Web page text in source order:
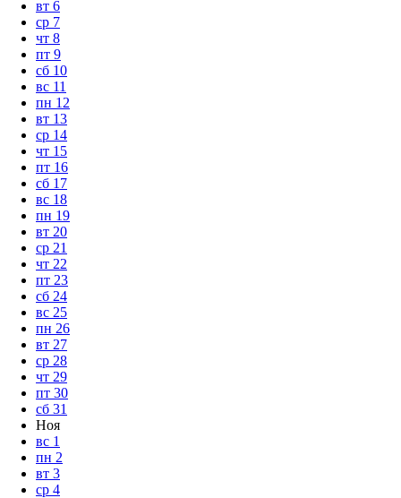
вт 6
ср 7
чт 8
пт 9
сб 10
вс 11
пн 12
вт 13
ср 14
чт 15
пт 16
сб 17
вс 18
пн 19
вт 20
ср 21
чт 22
пт 23
сб 24
вс 25
пн 26
вт 27
ср 28
чт 29
пт 30
сб 31
Ноя
вс 1
пн 2
вт 3
ср 4